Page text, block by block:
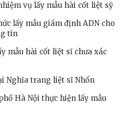
vụ lấy mẫu hài cốt liệt sỹ
lấy mẫu giám định ADN cho
tin
mẫu hài cốt liệt sĩ chưa xác
Nghĩa trang liệt sĩ Nhổn
Hà Nội thực hiện lấy mẫu